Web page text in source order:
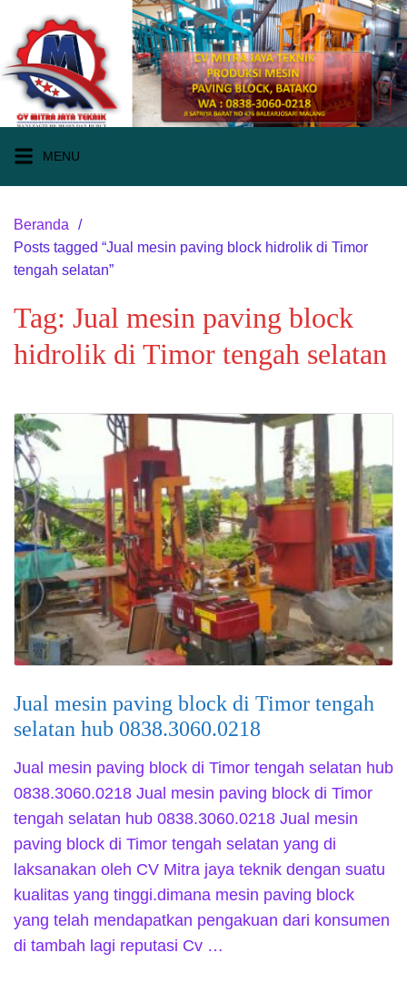
konten
MENU
Beranda
Posts tagged “Jual mesin paving block hidrolik di Timor
tengah selatan”
Tag: Jual mesin paving block
hidrolik di Timor tengah selatan
Jual mesin paving block di Timor tengah
selatan hub 0838.3060.0218
Jual mesin paving block di Timor tengah selatan hub
0838.3060.0218 Jual mesin paving block di Timor
tengah selatan hub 0838.3060.0218 Jual mesin
paving block di Timor tengah selatan yang di
laksanakan oleh CV Mitra jaya teknik dengan suatu
kualitas yang tinggi.dimana mesin paving block
yang telah mendapatkan pengakuan dari konsumen
di tambah lagi reputasi Cv …